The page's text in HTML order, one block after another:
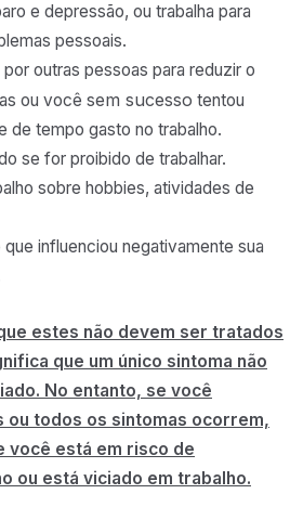
e depressão, ou trabalha para
pessoais.
outras pessoas para reduzir o
ou você sem sucesso tentou
de tempo gasto no trabalho.
se for proibido de trabalhar.
sobre hobbies, atividades de
influenciou negativamente sua
estes não devem ser tratados
que um único sintoma não
No entanto, se você
ou todos os sintomas ocorrem,
você está em risco de
ou está viciado em trabalho.